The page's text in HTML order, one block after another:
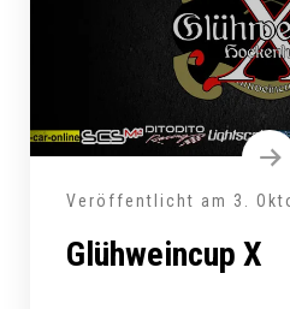
Veröffentlicht am 3.
Glühweincup X